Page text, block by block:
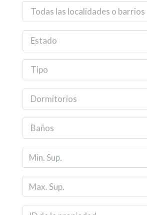
Todas las localidades o barrios
Estado
Tipo
Dormitorios
Baños